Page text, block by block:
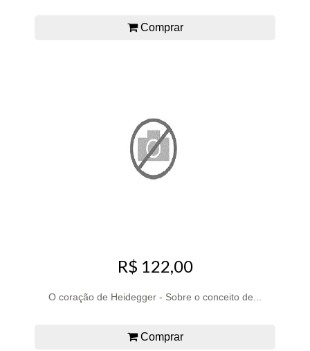
Comprar
R$ 122,00
O coração de Heidegger - Sobre o conceito de...
Comprar